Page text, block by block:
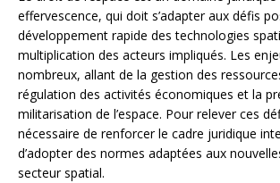
effervescence, qui doit s’adapter aux défis
développement rapide des technologies
multiplication des acteurs impliqués. Les
nombreux, allant de la gestion des
régulation des activités économiques et la
militarisation de l’espace. Pour relever ces
nécessaire de renforcer le cadre juridique
d’adopter des normes adaptées aux
secteur spatial.